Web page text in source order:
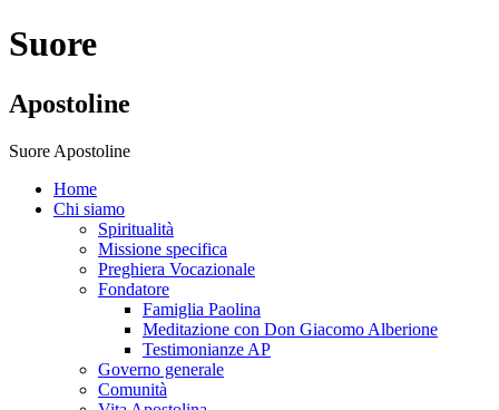
Suore
Apostoline
Suore Apostoline
Home
Chi siamo
Spiritualità
Missione specifica
Preghiera Vocazionale
Fondatore
Famiglia Paolina
Meditazione con Don Giacomo Alberione
Testimonianze AP
Governo generale
Comunità